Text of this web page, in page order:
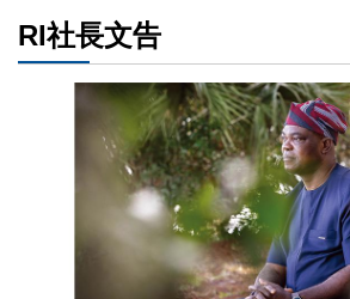
RI社長文告